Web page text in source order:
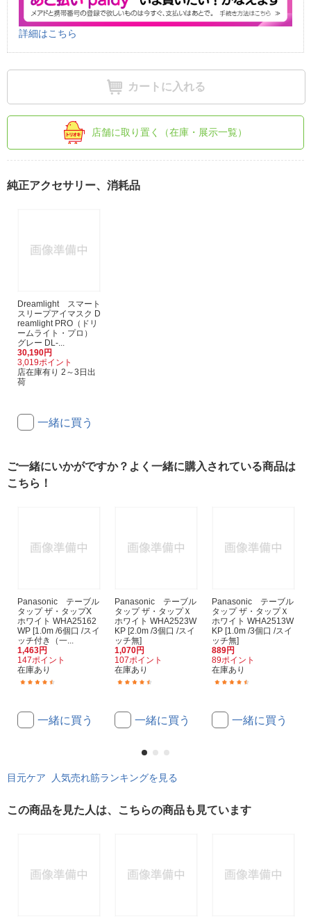
詳細はこちら
カートに入れる
店舗に取り置く（在庫・展示一覧）
純正アクセサリー、消耗品
Dreamlight スマート
スリープアイマスク D
reamlight PRO（ドリ
ームライト・プロ）
グレー DL-...
30,190円
3,019ポイント
店在庫有り 2～3日出
荷
一緒に買う
ご一緒にいかがですか？よく一緒に購入されている商品は
こちら！
Panasonic テーブル
タップ ザ・タップX
ホワイト WHA25162
WP [1.0m /6個口 /スイ
ッチ付き（一...
1,463円
147ポイント
在庫あり
一緒に買う
Panasonic テーブル
タップ ザ・タップＸ
ホワイト WHA2523W
KP [2.0m /3個口 /スイ
ッチ無]
1,070円
107ポイント
在庫あり
一緒に買う
Panasonic テーブル
タップ ザ・タップＸ
ホワイト WHA2513W
KP [1.0m /3個口 /スイ
ッチ無]
889円
89ポイント
在庫あり
一緒に買う
目元ケア 人気売れ筋ランキングを見る
この商品を見た人は、こちらの商品も見ています